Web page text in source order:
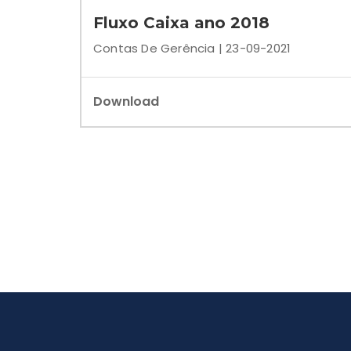
Fluxo Caixa ano 2018
Contas De Gerência | 23-09-2021
Download